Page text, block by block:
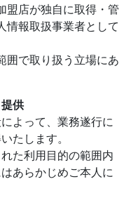
盟店が独自に取得・管
情報取扱事業者として
囲で取り扱う立場にあ
供
よって、業務遂行に
たします。
た利用目的の範囲内
あらかじめご本人に